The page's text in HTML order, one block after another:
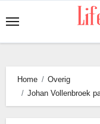
naar
de
Home
Overig
Johan Vollenbroek